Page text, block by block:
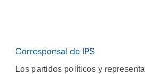
Corresponsal de IPS
Los partidos políticos y